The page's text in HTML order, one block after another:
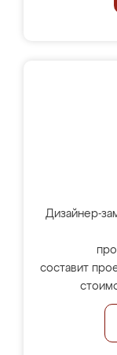
Дизайнер-
составит